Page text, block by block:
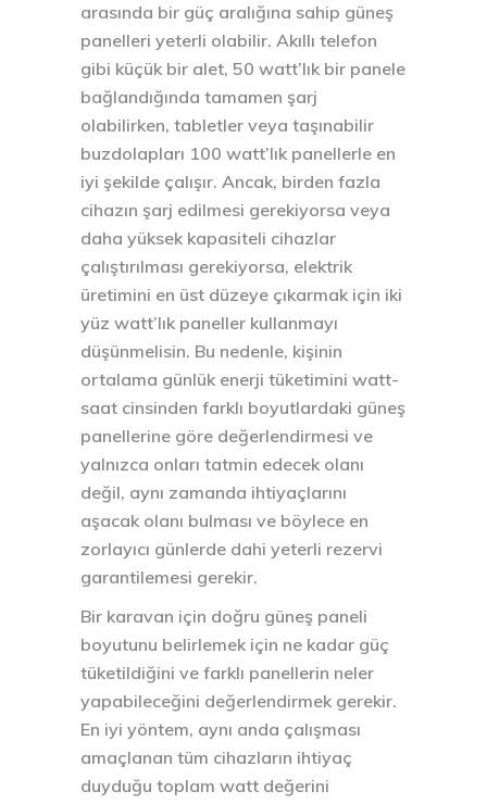
arasında bir güç aralığına sahip güneş
panelleri yeterli olabilir. Akıllı telefon
gibi küçük bir alet, 50 watt’lık bir panele
bağlandığında tamamen şarj
olabilirken, tabletler veya taşınabilir
buzdolapları 100 watt’lık panellerle en
iyi şekilde çalışır. Ancak, birden fazla
cihazın şarj edilmesi gerekiyorsa veya
daha yüksek kapasiteli cihazlar
çalıştırılması gerekiyorsa, elektrik
üretimini en üst düzeye çıkarmak için iki
yüz watt’lık paneller kullanmayı
düşünmelisin. Bu nedenle, kişinin
ortalama günlük enerji tüketimini watt-
saat cinsinden farklı boyutlardaki güneş
panellerine göre değerlendirmesi ve
yalnızca onları tatmin edecek olanı
değil, aynı zamanda ihtiyaçlarını
aşacak olanı bulması ve böylece en
zorlayıcı günlerde dahi yeterli rezervi
garantilemesi gerekir.
Bir karavan için doğru güneş paneli
boyutunu belirlemek için ne kadar güç
tüketildiğini ve farklı panellerin neler
yapabileceğini değerlendirmek gerekir.
En iyi yöntem, aynı anda çalışması
amaçlanan tüm cihazların ihtiyaç
duyduğu toplam watt değerini